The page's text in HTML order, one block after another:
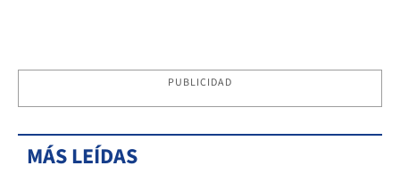
PUBLICIDAD
MÁS LEÍDAS